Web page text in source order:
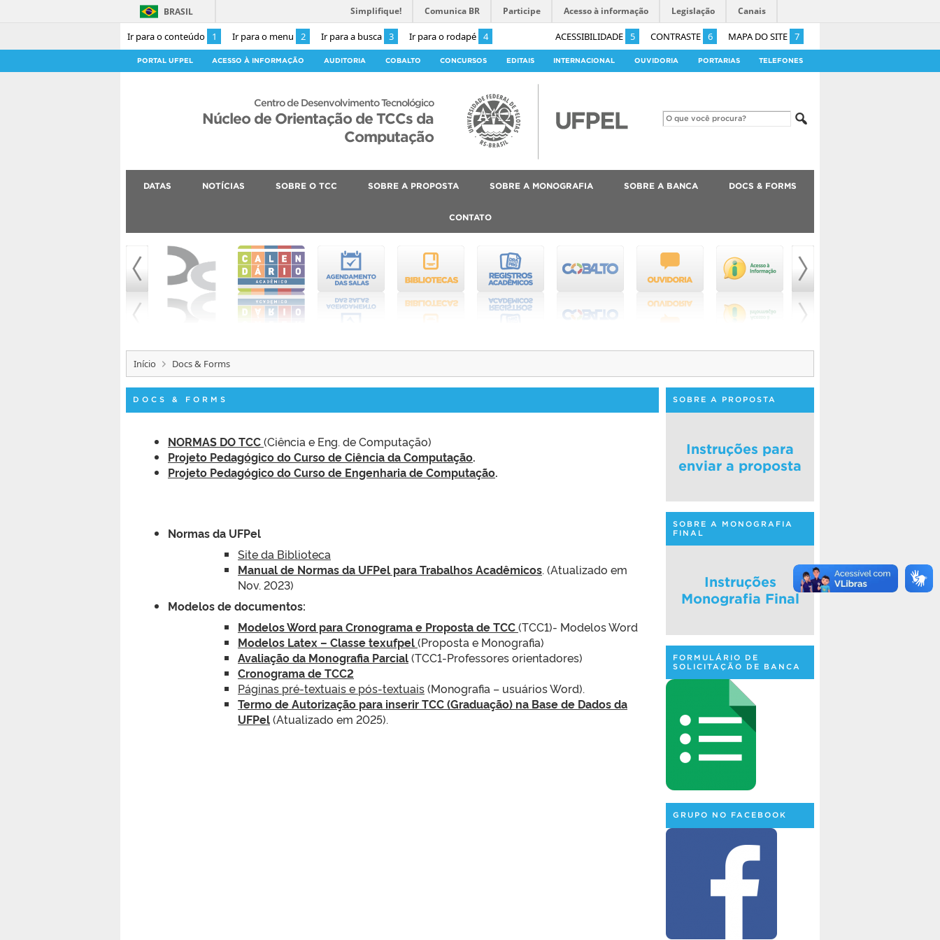
Ir para o conteúdo 1 Ir para o menu 2 Ir para a busca 3 Ir para o rodapé 4 ACESSIBILIDADE 5 CONTRASTE 6 MAPA DO SITE 7
BRASIL Simplifique! Comunica BR Participe Acesso à informação Legislação Canais
PORTAL UFPEL ACESSO À INFORMAÇÃO AUDITORIA COBALTO CONCURSOS EDITAIS INTERNACIONAL OUVIDORIA PORTARIAS TELEFONES
Centro de Desenvolvimento Tecnológico
Núcleo de Orientação de TCCs da
Computação
DATAS NOTÍCIAS SOBRE O TCC SOBRE A PROPOSTA SOBRE A MONOGRAFIA SOBRE A BANCA DOCS & FORMS
CONTATO
Início Docs & Forms
DOCS & FORMS
NORMAS DO TCC(Ciência e Eng. de Computação)
Projeto Pedagógico do Curso de Ciência da Computação.
Projeto Pedagógico do Curso de Engenharia de Computação.
Normas da UFPel
Site da Biblioteca
Manual de Normas da UFPel para Trabalhos Acadêmicos. (Atualizado em
Nov. 2023)
Modelos de documentos:
Modelos Word para Cronograma e Proposta de TCC(TCC1)- Modelos Word
Modelos Latex – Classe texufpel(Proposta e Monografia)
Avaliação da Monografia Parcial(TCC1-Professores orientadores)
Cronograma de TCC2
Páginas pré-textuais e pós-textuais(Monografia – usuários Word).
Termo de Autorização para inserir TCC (Graduação) na Base de Dados da
UFPel(Atualizado em 2025).
SOBRE A PROPOSTA
Instruções para
enviar a proposta
SOBRE A MONOGRAFIA
FINAL
Instruções
Monografia Final
FORMULÁRIO DE
SOLICITAÇÃO DE BANCA
GRUPO NO FACEBOOK